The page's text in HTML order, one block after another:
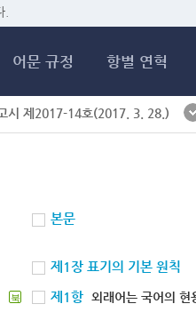
.
어문 규정 항별 연혁
시 제2017-14호(2017. 3. 28.)
본문
제1장 표기의 기본 원칙
북 제1항 외래어는 국어의 현